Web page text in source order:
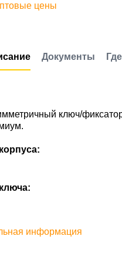
цены
Документы
ключ/
информация